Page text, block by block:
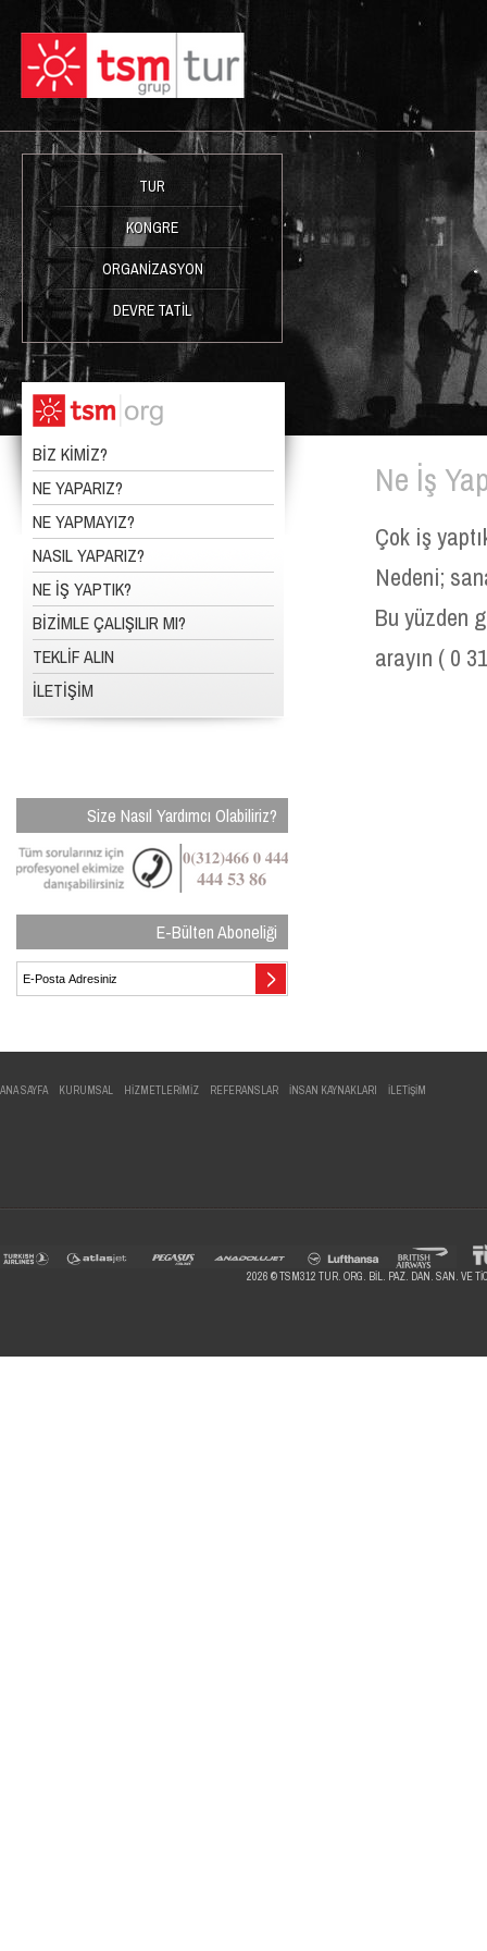
TUR
KONGRE
ORGANİZASYON
DEVRE TATİL
BİZ KİMİZ?
NE YAPARIZ?
NE YAPMAYIZ?
NASIL YAPARIZ?
NE İŞ YAPTIK?
BİZİMLE ÇALIŞILIR MI?
TEKLİF ALIN
İLETİŞİM
Size Nasıl Yardımcı Olabiliriz?
E-Bülten Aboneliği
Ne İş
Çok iş
Nedeni;
Bu yüzden
arayın ( 0
ANA SAYFA KURUMSAL HİZMETLERİMİZ REFERANSLAR İNSAN KAYNAKLARI İLETİŞİM
2026 © TSM312 TUR. ORG. BİL. PAZ. DAN. SAN. VE